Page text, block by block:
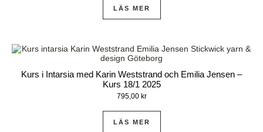
LÄS MER
Kurs i Intarsia med Karin Weststrand och Emilia Jensen –
Kurs 18/1 2025
795,00 kr
LÄS MER